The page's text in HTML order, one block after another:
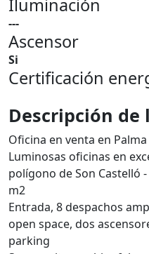
Iluminación
---
Ascensor
Si
Certificación
Descripción de
Oficina en venta en
Luminosas oficinas en
polígono de Son Castelló
m2
Entrada, 8 despachos
open space, dos
parking